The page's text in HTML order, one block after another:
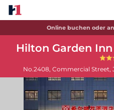
Online buchen oder
Hilton Garden
No.2408, Commercial Street,